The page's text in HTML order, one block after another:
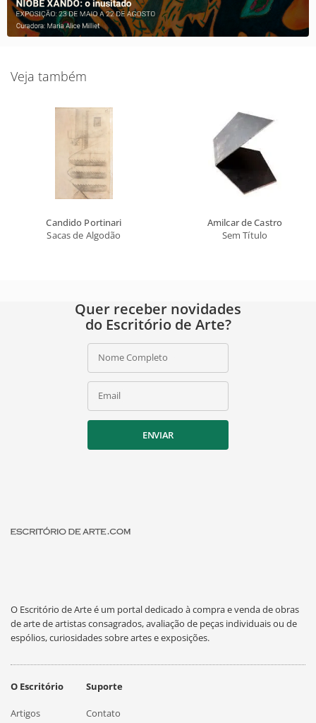
Veja também
Candido Portinari
Sacas de Algodão
Amilcar de Castro
Sem Título
Quer receber novidades
do Escritório de Arte?
Nome Completo
Email
ENVIAR
O Escritório de Arte é um portal dedicado à compra e venda de obras
de arte de artistas consagrados, avaliação de peças individuais ou de
espólios, curiosidades sobre artes e exposições.
O Escritório
Artigos
Suporte
Contato